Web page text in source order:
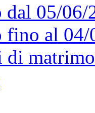
05/06/
fino al 04/
di